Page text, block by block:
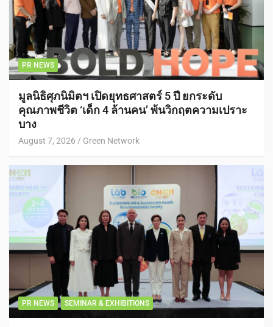
PR NEWS
มูลนิธิศุภนิมิตฯ เปิดยุทธศาสตร์ 5 ปี ยกระดับ
คุณภาพชีวิต ‘เด็ก 4 ล้านคน’ พ้นวิกฤตความเปราะ
บาง
August 7, 2026 Green Network
PR NEWS SEMINAR & EXHIBITIONS